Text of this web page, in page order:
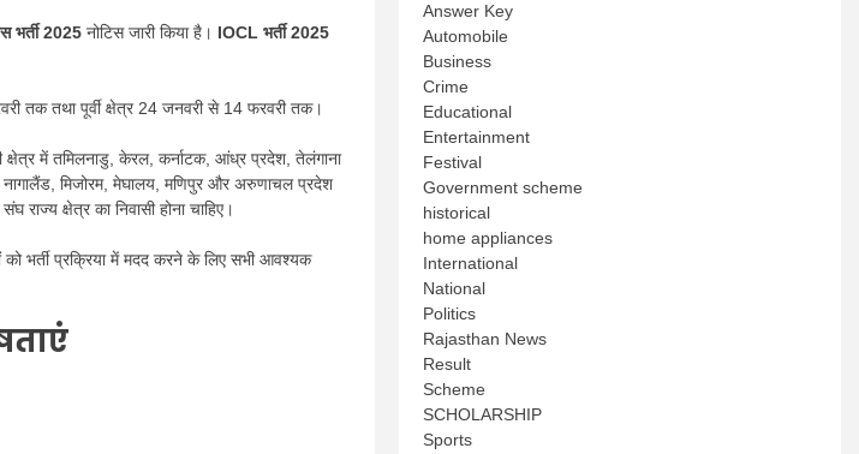
भर्ती 2025 नोटिस जारी किया है। IOCL भर्ती 2025
तक तथा पूर्वी क्षेत्र 24 जनवरी से 14 फरवरी तक।
में तमिलनाडु, केरल, कर्नाटक, आंध्र प्रदेश, तेलंगाना
नागालैंड, मिजोरम, मेघालय, मणिपुर और अरुणाचल प्रदेश
राज्य क्षेत्र का निवासी होना चाहिए।
को भर्ती प्रक्रिया में मदद करने के लिए सभी आवश्यक
Answer Key
Automobile
Business
Crime
Educational
Entertainment
Festival
Government scheme
historical
home appliances
International
National
Politics
Rajasthan News
Result
Scheme
SCHOLARSHIP
Sports